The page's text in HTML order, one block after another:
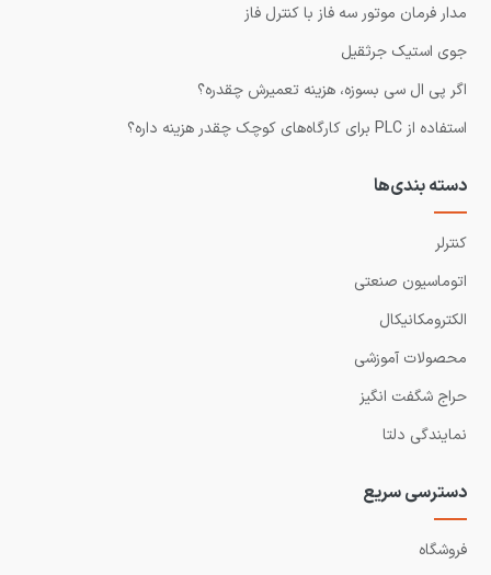
مدار فرمان موتور سه فاز با کنترل فاز
جوی استیک جرثقیل
اگر پی ال سی بسوزه، هزینه تعمیرش چقدره؟
استفاده از PLC برای کارگاه‌های کوچک چقدر هزینه داره؟
دسته بندی‌ها
کنترلر
اتوماسیون صنعتی
الکترومکانیکال
محصولات آموزشی
حراج شگفت انگیز
نمایندگی دلتا
دسترسی سریع
فروشگاه